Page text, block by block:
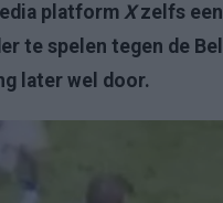
platform Xzelfs een
te spelen tegen de
later wel door.